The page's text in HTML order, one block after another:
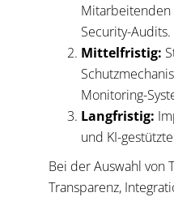
Mitarbeitenden
Security-Audits.
Mittelfristig:
Monitoring-
Langfristig:
und KI-
Bei der Auswahl von
Transparenz,